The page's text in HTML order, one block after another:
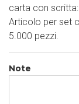
carta con
Articolo per set
5.000 pezzi.
Note